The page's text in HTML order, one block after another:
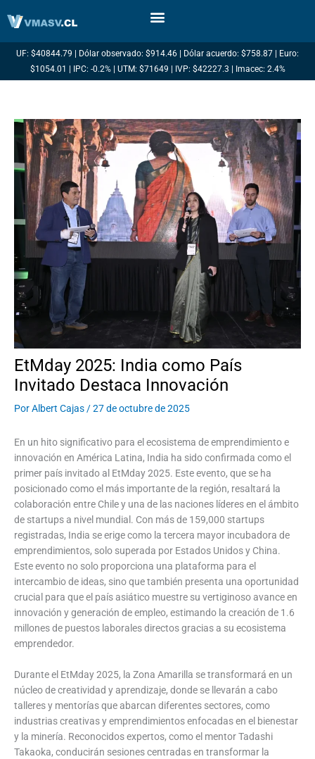
UF: $40844.79 | Dólar observado: $914.46 | Dólar acuerdo: $758.87 | Euro:
$1054.01 | IPC: -0.2% | UTM: $71649 | IVP: $42227.3 | Imacec: 2.4%
EtMday 2025: India como País
Invitado Destaca Innovación
PorAlbert Cajas /27 de octubre de 2025
En un hito significativo para el ecosistema de emprendimiento e
innovación en América Latina, India ha sido confirmada como el
primer país invitado al EtMday 2025. Este evento, que se ha
posicionado como el más importante de la región, resaltará la
colaboración entre Chile y una de las naciones líderes en el ámbito
de startups a nivel mundial. Con más de 159,000 startups
registradas, India se erige como la tercera mayor incubadora de
emprendimientos, solo superada por Estados Unidos y China.
Este evento no solo proporciona una plataforma para el
intercambio de ideas, sino que también presenta una oportunidad
crucial para que el país asiático muestre su vertiginoso avance en
innovación y generación de empleo, estimando la creación de 1.6
millones de puestos laborales directos gracias a su ecosistema
emprendedor.
Durante el EtMday 2025, la Zona Amarilla se transformará en un
núcleo de creatividad y aprendizaje, donde se llevarán a cabo
talleres y mentorías que abarcan diferentes sectores, como
industrias creativas y emprendimientos enfocadas en el bienestar
y la minería. Reconocidos expertos, como el mentor Tadashi
Takaoka, conducirán sesiones centradas en transformar la